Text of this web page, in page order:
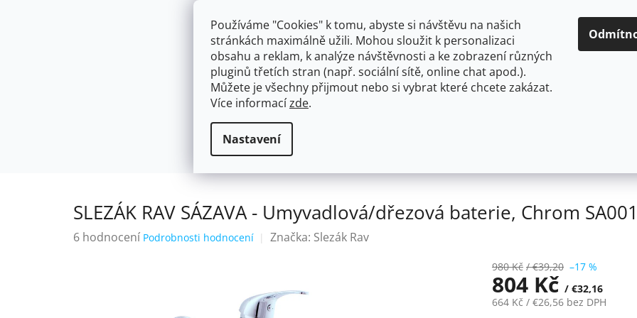
Používáme "Cookies" k tomu, abyste si návštěvu na našich
stránkách maximálně užili. Mohou sloužit k personalizaci
obsahu a reklam, k analýze návštěvnosti a ke zobrazení různých
pluginů třetích stran (např. sociální sítě, online chat apod.).
Můžete je všechny přijmout nebo si vybrat které chcete zakázat.
Více informacízde.
Nastavení
HLEDAT
NÁSTĚNNÉ 150/100MM SE SPRCHOU
Nástěnné 150/100mm ROZTEČ 150 mm
SLEZÁK RAV SÁZAVA - Umyvadlová/dřezová baterie, Chrom
Průměrné
6 hodnocení Podrobnosti hodnocení Značka: Slezák Rav
980 Kč / €39,20 –17 %
804 Kč / €32,16
664 Kč / €26,56 bez DPH